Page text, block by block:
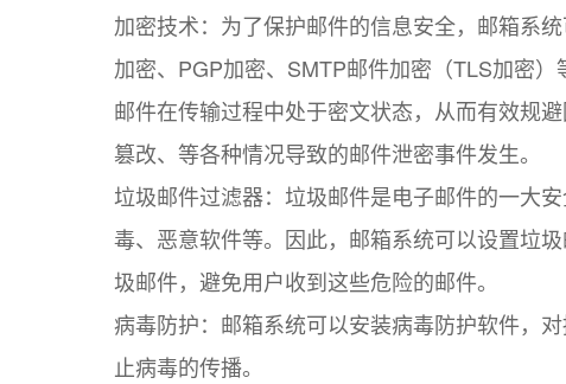
加密技术：为了保护邮件的信息安全，邮箱系
加密、PGP加密、SMTP邮件加密（TLS加密
邮件在传输过程中处于密文状态，从而有效规避
篡改、等各种情况导致的邮件泄密事件发生。
垃圾邮件过滤器：垃圾邮件是电子邮件的一大
毒、恶意软件等。因此，邮箱系统可以设置垃
圾邮件，避免用户收到这些危险的邮件。
病毒防护：邮箱系统可以安装病毒防护软件，
止病毒的传播。